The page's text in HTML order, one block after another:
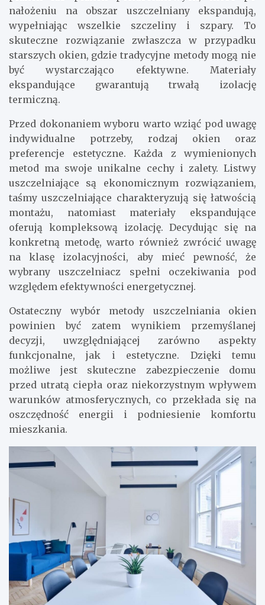
nałożeniu na obszar uszczelniany ekspandują,
wypełniając wszelkie szczeliny i szpary. To
skuteczne rozwiązanie zwłaszcza w przypadku
starszych okien, gdzie tradycyjne metody mogą nie
być wystarczająco efektywne. Materiały
ekspandujące gwarantują trwałą izolację
termiczną.
Przed dokonaniem wyboru warto wziąć pod uwagę
indywidualne potrzeby, rodzaj okien oraz
preferencje estetyczne. Każda z wymienionych
metod ma swoje unikalne cechy i zalety. Listwy
uszczelniające są ekonomicznym rozwiązaniem,
taśmy uszczelniające charakteryzują się łatwością
montażu, natomiast materiały ekspandujące
oferują kompleksową izolację. Decydując się na
konkretną metodę, warto również zwrócić uwagę
na klasę izolacyjności, aby mieć pewność, że
wybrany uszczelniacz spełni oczekiwania pod
względem efektywności energetycznej.
Ostateczny wybór metody uszczelniania okien
powinien być zatem wynikiem przemyślanej
decyzji, uwzględniającej zarówno aspekty
funkcjonalne, jak i estetyczne. Dzięki temu
możliwe jest skuteczne zabezpieczenie domu
przed utratą ciepła oraz niekorzystnym wpływem
warunków atmosferycznych, co przekłada się na
oszczędność energii i podniesienie komfortu
mieszkania.